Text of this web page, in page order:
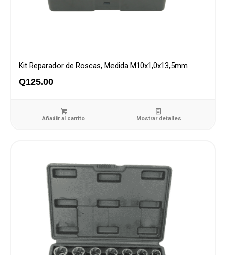
Kit Reparador de Roscas, Medida M10x1,0x13,5mm
Q125.00
Añadir al carrito Mostrar detalles